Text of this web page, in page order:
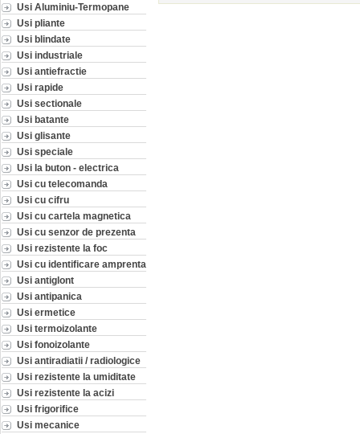
Usi Aluminiu-Termopane
Usi pliante
Usi blindate
Usi industriale
Usi antiefractie
Usi rapide
Usi sectionale
Usi batante
Usi glisante
Usi speciale
Usi la buton - electrica
Usi cu telecomanda
Usi cu cifru
Usi cu cartela magnetica
Usi cu senzor de prezenta
Usi rezistente la foc
Usi cu identificare amprenta
Usi antiglont
Usi antipanica
Usi ermetice
Usi termoizolante
Usi fonoizolante
Usi antiradiatii / radiologice
Usi rezistente la umiditate
Usi rezistente la acizi
Usi frigorifice
Usi mecanice